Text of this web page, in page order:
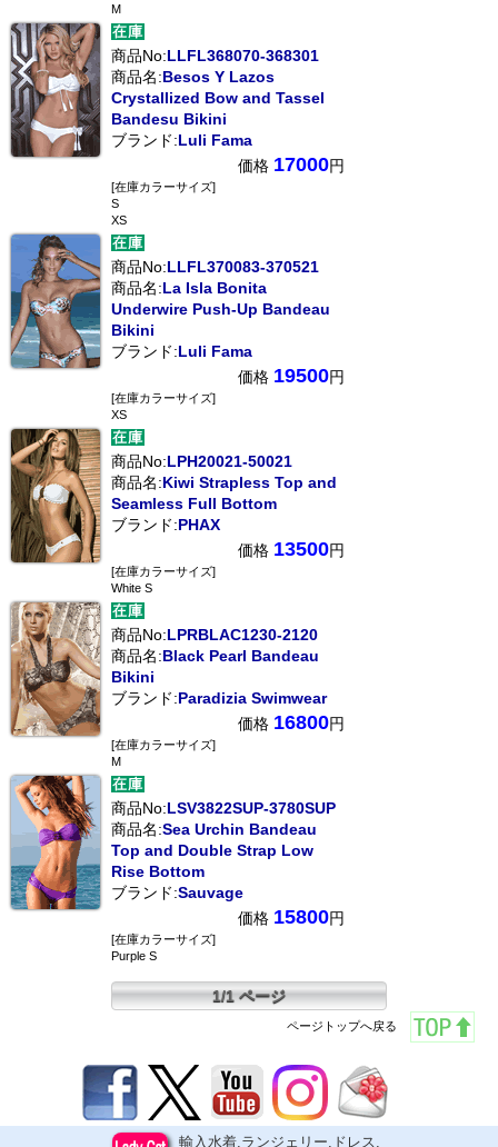
M
商品No:LLFL368070-368301
商品名:Besos Y Lazos
Crystallized Bow and Tassel
Bandesu Bikini
ブランド:Luli Fama
価格 17000円
[在庫カラーサイズ]
S
XS
商品No:LLFL370083-370521
商品名:La Isla Bonita
Underwire Push-Up Bandeau
Bikini
ブランド:Luli Fama
価格 19500円
[在庫カラーサイズ]
XS
商品No:LPH20021-50021
商品名:Kiwi Strapless Top and
Seamless Full Bottom
ブランド:PHAX
価格 13500円
[在庫カラーサイズ]
White S
商品No:LPRBLAC1230-2120
商品名:Black Pearl Bandeau
Bikini
ブランド:Paradizia Swimwear
価格 16800円
[在庫カラーサイズ]
M
商品No:LSV3822SUP-3780SUP
商品名:Sea Urchin Bandeau
Top and Double Strap Low
Rise Bottom
ブランド:Sauvage
価格 15800円
[在庫カラーサイズ]
Purple S
1/1 ページ
ページトップへ戻る
輸入水着,ランジェリー,ドレス,